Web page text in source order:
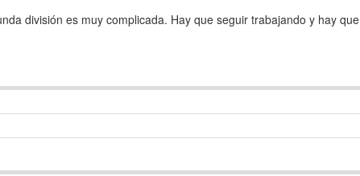
división es muy complicada. Hay que seguir trabajando y hay que